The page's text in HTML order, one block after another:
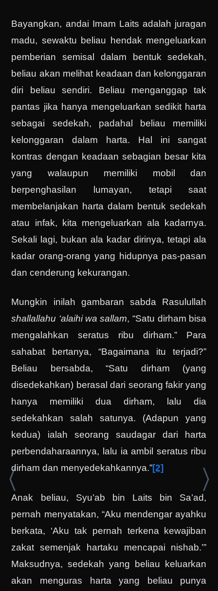
Bayangkan, andai Imam Laits adalah juragan
madu, sewaktu beliau hendak mengeluarkan
pemberian semisal dalam bentuk sedekah,
beliau akan melihat keadaan dan kelonggaran
diri beliau sendiri. Beliau menganggap tak
pantas jika hanya mengeluarkan sedikit harta
sebagai sedekah, padahal beliau memiliki
kelonggaran dalam harta. Hal ini sangat
kontras dengan keadaan sebagian besar kita
yang walaupun memiliki mobil dan
berpenghasilan lumayan, tetapi saat
membelanjakan harta dalam bentuk sedekah
atau infak, kita mengeluarkan ala kadarnya.
Sekali lagi, bukan ala kadar dirinya, tetapi ala
kadar orang-orang yang hidupnya pas-pasan
dan cenderung kekurangan.
Mungkin inilah gambaran sabda Rasulullah
shallallahu ‘alaihi wa sallam, “Satu dirham bisa
mengalahkan seratus ribu dirham.” Para
sahabat bertanya, “Bagaimana itu terjadi?”
Beliau bersabda, “Satu dirham (yang
disedekahkan) berasal dari seorang fakir yang
hanya memiliki dua dirham, lalu dia
sedekahkan salah satunya. (Adapun yang
kedua) ialah seorang saudagar dari harta
perbendaharaannya, lalu ia ambil seratus ribu
dirham dan menyedekahkannya.”[2]
Anak beliau, Syu’ab bin Laits bin Sa’ad,
pernah menyatakan, “Aku mendengar ayahku
berkata, ‘Aku tak pernah terkena kewajiban
zakat semenjak hartaku mencapai nishab.’”
Maksudnya, sedekah yang beliau keluarkan
akan menguras harta yang beliau punya